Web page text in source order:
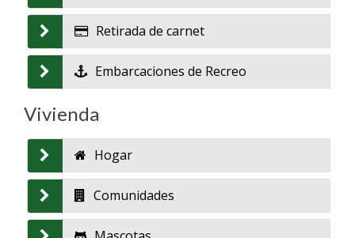
Retirada de carnet
Embarcaciones de Recreo
Vivienda
Hogar
Comunidades